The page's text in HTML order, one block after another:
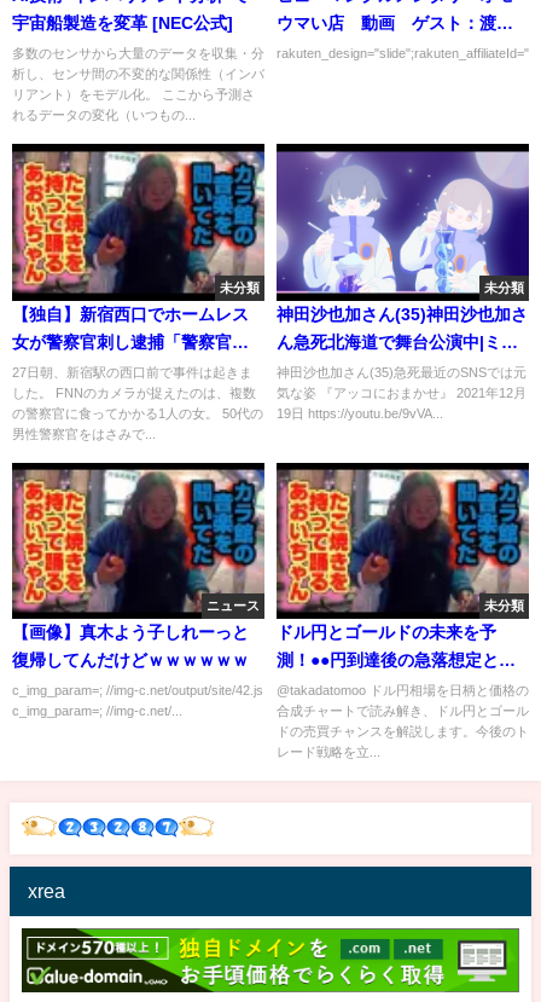
宇宙船製造を変革 [NEC公式]
多数のセンサから大量のデータを収集・分
析し、センサ間の不変的な関係性（インバ
リアント）をモデル化。 ここから予測さ
れるデータの変化（いつもの...
ウマい店 動画 ゲスト：渡部
篤郎、高橋恭平、やす子 3月14
未分類
【独自】新宿西口でホームレス
女が警察官刺し逮捕「警察官に
も食ってかかる有名人」警察官
は一時意識不明に
27日朝、新宿駅の西口前で事件は起きま
した。 FNNのカメラが捉えたのは、複数
の警察官に食ってかかる1人の女。 50代の
男性警察官をはさみで...
未分類
神田沙也加さん(35)神田沙也加さ
ん急死北海道で舞台公演中|ミュ
ージカルで脚光*アナ雪声優母は
松田聖子 シューイチ 2021年12
月19日
神田沙也加さん(35)急死最近のSNSでは元
気な姿 『アッコにおまかせ』 2021年12月
19日 https://youtu.be/9vVA...
ニュース
【画像】真木よう子しれーっと
復帰してんだけどｗｗｗｗｗｗ
c_img_param=; //img-c.net/output/site/42.js
c_img_param=; //img-c.net/...
未分類
ドル円とゴールドの未来を予
測！●●円到達後の急落想定とゴ
ールドの大幅上昇シナリオ！ #ド
ル円 #ゴールド #FX #投資戦略 #
売買チャンス #相場予測 #資産運
@takadatomoo ドル円相場を日柄と価格の
合成チャートで読み解き、ドル円とゴール
ドの売買チャンスを解説します。今後のト
レード戦略を立...
xrea